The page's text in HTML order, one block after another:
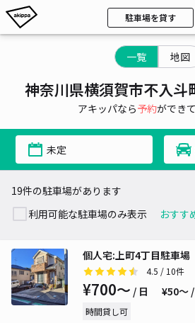
駐車場を貸す
一覧 地図
神奈川県横須賀市不入斗
アキッパなら予約ができて
未定
19件の駐車場があります
利用可能な駐車場のみ表示
個人宅:上町4丁目駐車場
4.5 / 10件
¥700〜 / 日 ¥50〜
時間貸し可